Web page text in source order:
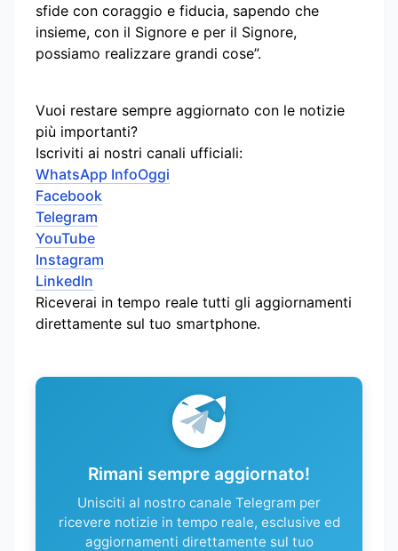
sfide con coraggio e fiducia, sapendo che
insieme, con il Signore e per il Signore,
possiamo realizzare grandi cose”.
Vuoi restare sempre aggiornato con le notizie
più importanti?
Iscriviti ai nostri canali ufficiali:
WhatsApp InfoOggi
Facebook
Telegram
YouTube
Instagram
LinkedIn
Riceverai in tempo reale tutti gli aggiornamenti
direttamente sul tuo smartphone.
Rimani sempre aggiornato!
Unisciti al nostro canale Telegram per
ricevere notizie in tempo reale, esclusive ed
aggiornamenti direttamente sul tuo